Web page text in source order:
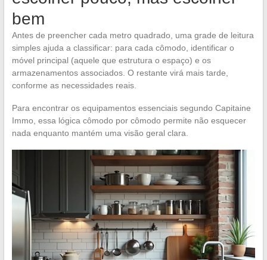
bem
Antes de preencher cada metro quadrado, uma grade de leitura
simples ajuda a classificar: para cada cômodo, identificar o
móvel principal (aquele que estrutura o espaço) e os
armazenamentos associados. O restante virá mais tarde,
conforme as necessidades reais.
Para encontrar os equipamentos essenciais segundo Capitaine
Immo, essa lógica cômodo por cômodo permite não esquecer
nada enquanto mantém uma visão geral clara.